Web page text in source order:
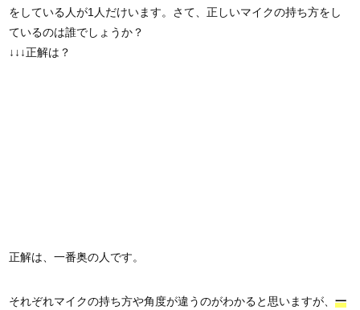
をしている人が1人だけいます。さて、正しいマイクの持ち方をし
ているのは誰でしょうか？
↓↓↓正解は？
正解は、一番奥の人です。
それぞれマイクの持ち方や角度が違うのがわかると思いますが、一